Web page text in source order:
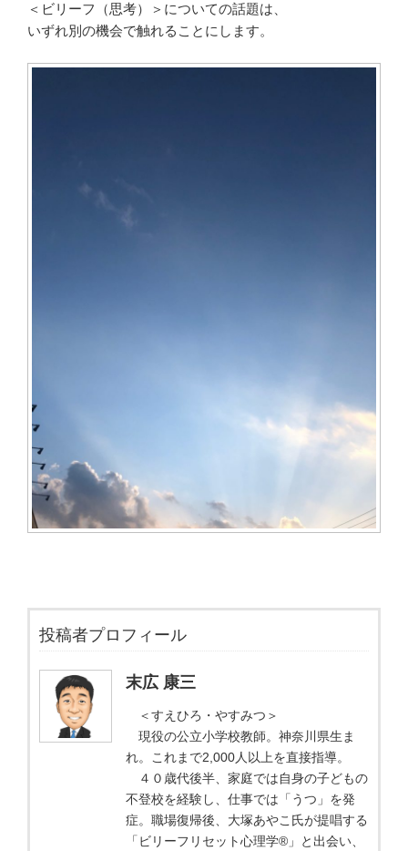
＜ビリーフ（思考）＞についての話題は、
いずれ別の機会で触れることにします。
投稿者プロフィール
末広 康三
＜すえひろ・やすみつ＞
現役の公立小学校教師。神奈川県生ま
れ。これまで2,000人以上を直接指導。
４０歳代後半、家庭では自身の子どもの
不登校を経験し、仕事では「うつ」を発
症。職場復帰後、大塚あやこ氏が提唱する
「ビリーフリセット心理学®」と出会い、